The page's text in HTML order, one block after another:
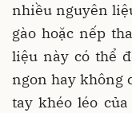
nhiều nguyên
gào hoặc nếp
liệu này có thể
ngon hay không
tay khéo léo